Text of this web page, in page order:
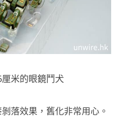
米的眼鏡鬥犬
落效果，舊化非常用心。